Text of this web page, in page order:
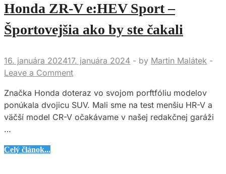
auto
stvorené
pre
Honda ZR-V e:HEV Sport –
Športovejšia ako by ste čakali
16. januára 202417. januára 2024 - by Martin Malátek -
Leave a Comment
Značka Honda doteraz vo svojom porftfóliu modelov
ponúkala dvojicu SUV. Mali sme na test menšiu HR-V a
väčší model CR-V očakávame v našej redakčnej garáži
…
Honda
Celý článok...